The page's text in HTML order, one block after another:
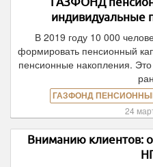
индивидуальные
В 2019 году 10 000
формировать пенсионный
пенсионные накопления.
ГАЗФОНД
24
Вниманию клиентов: